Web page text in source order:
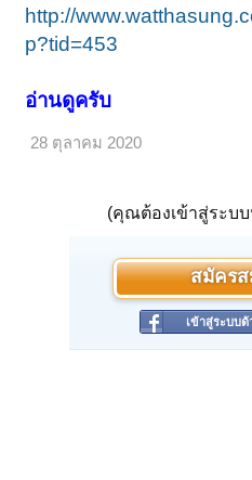
http://
p?tid=453
อ่านดูครับ
28 ตุลาคม 2020
(คุณต้องเข้าสู่ระบ
สมัครส
เข้าสู่ระบบ